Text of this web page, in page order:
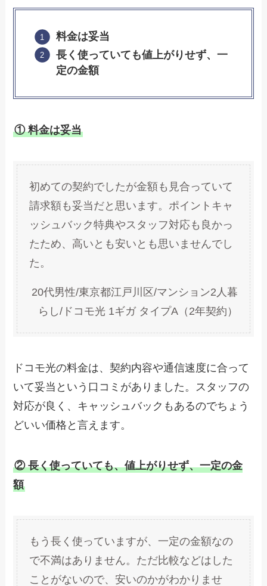
料金は妥当
長く使っていても値上がりせず、一
定の金額
① 料金は妥当
初めての契約でしたが金額も見合っていて
請求額も妥当だと思います。ポイントキャ
ッシュバック特典やスタッフ対応も良かっ
たため、高いとも安いとも思いませんでし
た。
20代男性/東京都江戸川区/マンション2人暮
らし/ドコモ光 1ギガ タイプA（2年契約）
ドコモ光の料金は、契約内容や通信速度に合って
いて妥当という口コミがありました。スタッフの
対応が良く、キャッシュバックもあるのでちょう
どいい価格と言えます。
② 長く使っていても、値上がりせず、一定の金
額
もう長く使っていますが、一定の金額なの
で不満はありません。ただ比較などはした
ことがないので、安いのかがわかりませ